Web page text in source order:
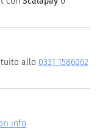
allo 0331 1586062
info